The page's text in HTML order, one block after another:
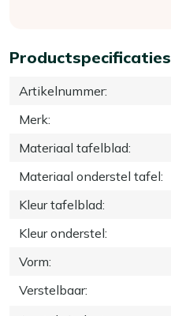
Productspecificaties
Artikelnummer:
Merk:
Materiaal tafelblad:
Materiaal onderstel tafel:
Kleur tafelblad:
Kleur onderstel:
Vorm:
Verstelbaar: